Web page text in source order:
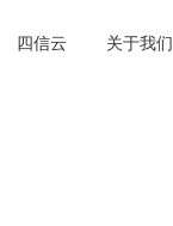
四信云 关于我们